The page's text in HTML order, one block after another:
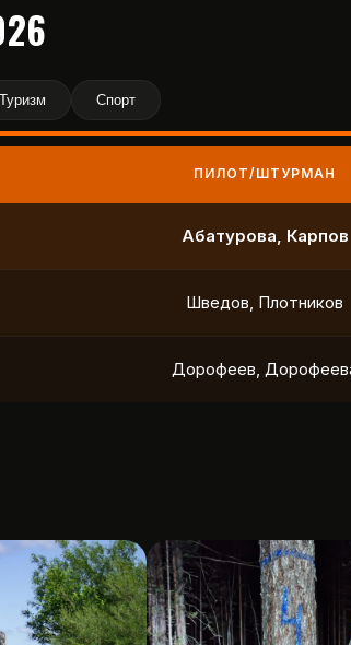
Туризм Спорт
ПИЛОТ/ШТУРМАН
Маслов, Ходько
Чистяков, Петухов
Охотников, Фердман